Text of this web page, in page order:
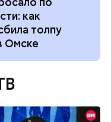
как
толпу
Омске